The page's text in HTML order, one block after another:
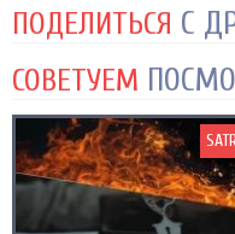
ПОДЕЛИТЬСЯ С
СОВЕТУЕМ